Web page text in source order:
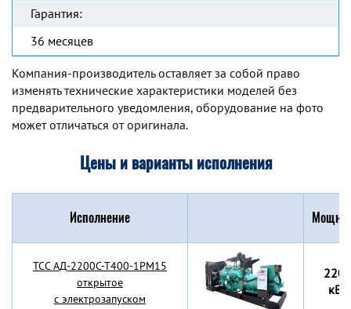
Гарантия:
36 месяцев
Компания-производитель оставляет за собой право
изменять технические характеристики моделей без
предварительного уведомления, оборудование на фото
может отличаться от оригинала.
Цены и варианты исполнения
Исполнение
TCC АД-2200С-Т400-1РМ15
открытое
с электрозапуском
2200
кВт